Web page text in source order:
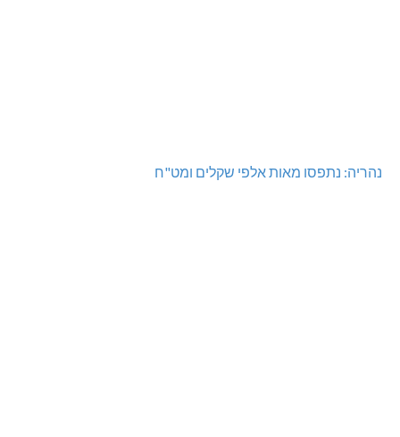
נהריה: נתפסו מאות אלפי שקלים ומט"ח